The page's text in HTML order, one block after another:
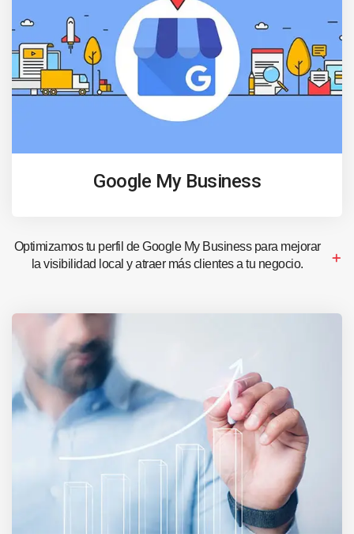
Google My Business
Optimizamos tu perfil de Google My Business para mejorar
la visibilidad local y atraer más clientes a tu negocio.